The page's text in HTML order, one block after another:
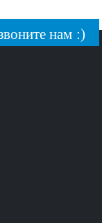
нам :)